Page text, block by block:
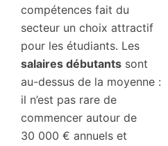
compétences fait du
secteur un choix attractif
pour les étudiants. Les
salaires débutants sont
au-dessus de la moyenne :
il n’est pas rare de
commencer autour de
30 000 € annuels et